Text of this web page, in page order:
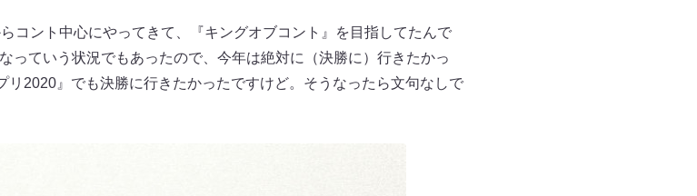
コント中心にやってきて、『キングオブコント』を目指してたんで
っていう状況でもあったので、今年は絶対に（決勝に）行きたかっ
リ2020』でも決勝に行きたかったですけど。そうなったら文句なしで